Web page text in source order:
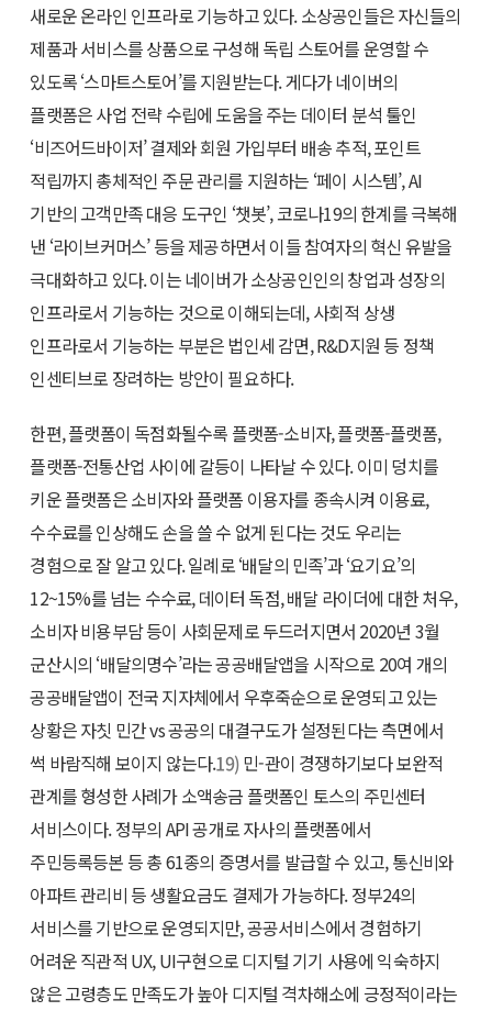
새로운 온라인 인프라로 기능하고 있다. 소상공인들은 자신들의
제품과 서비스를 상품으로 구성해 독립 스토어를 운영할 수
있도록 ‘스마트스토어’를 지원받는다. 게다가 네이버의
플랫폼은 사업 전략 수립에 도움을 주는 데이터 분석 툴인
‘비즈어드바이저’ 결제와 회원 가입부터 배송 추적, 포인트
적립까지 총체적인 주문 관리를 지원하는 ‘페이 시스템’, AI
기반의 고객만족 대응 도구인 ‘챗봇’, 코로나19의 한계를 극복해
낸 ‘라이브커머스’ 등을 제공하면서 이들 참여자의 혁신 유발을
극대화하고 있다. 이는 네이버가 소상공인인의 창업과 성장의
인프라로서 기능하는 것으로 이해되는데, 사회적 상생
인프라로서 기능하는 부분은 법인세 감면, R&D지원 등 정책
인센티브로 장려하는 방안이 필요하다.
한편, 플랫폼이 독점화될수록 플랫폼-소비자, 플랫폼-플랫폼,
플랫폼-전통산업 사이에 갈등이 나타날 수 있다. 이미 덩치를
키운 플랫폼은 소비자와 플랫폼 이용자를 종속시켜 이용료,
수수료를 인상해도 손을 쓸 수 없게 된다는 것도 우리는
경험으로 잘 알고 있다. 일례로 ‘배달의 민족’과 ‘요기요’의
12~15%를 넘는 수수료, 데이터 독점, 배달 라이더에 대한 처우,
소비자 비용부담 등이 사회문제로 두드러지면서 2020년 3월
군산시의 ‘배달의명수’라는 공공배달앱을 시작으로 20여 개의
공공배달앱이 전국 지자체에서 우후죽순으로 운영되고 있는
상황은 자칫 민간 vs 공공의 대결구도가 설정된다는 측면에서
썩 바람직해 보이지 않는다.19)민-관이 경쟁하기보다 보완적
관계를 형성한 사례가 소액송금 플랫폼인 토스의 주민센터
서비스이다. 정부의 API 공개로 자사의 플랫폼에서
주민등록등본 등 총 61종의 증명서를 발급할 수 있고, 통신비와
아파트 관리비 등 생활요금도 결제가 가능하다. 정부24의
서비스를 기반으로 운영되지만, 공공서비스에서 경험하기
어려운 직관적 UX, UI구현으로 디지털 기기 사용에 익숙하지
않은 고령층도 만족도가 높아 디지털 격차해소에 긍정적이라는